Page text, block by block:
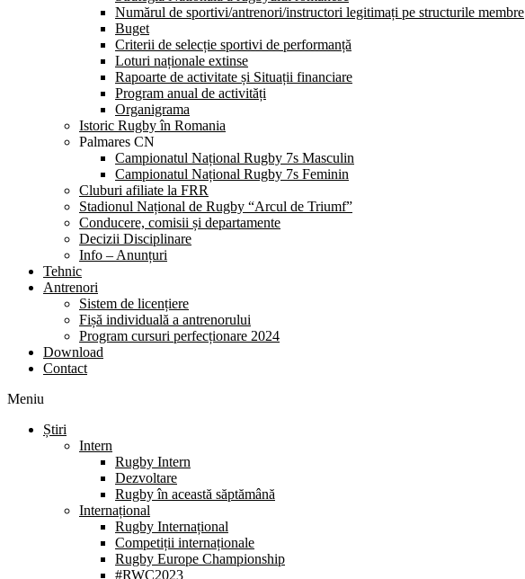
Numărul de sportivi/antrenori/instructori legitimați pe structurile membre
Buget
Criterii de selecție sportivi de performanță
Loturi naționale extinse
Rapoarte de activitate și Situații financiare
Program anual de activități
Organigrama
Istoric Rugby în Romania
Palmares CN
Campionatul Național Rugby 7s Masculin
Campionatul Național Rugby 7s Feminin
Cluburi afiliate la FRR
Stadionul Național de Rugby “Arcul de Triumf”
Conducere, comisii și departamente
Decizii Disciplinare
Info – Anunțuri
Tehnic
Antrenori
Sistem de licențiere
Fișă individuală a antrenorului
Program cursuri perfecționare 2024
Download
Contact
Meniu
Știri
Intern
Rugby Intern
Dezvoltare
Rugby în această săptămână
Internațional
Rugby Internațional
Competiții internaționale
Rugby Europe Championship
#RWC2023